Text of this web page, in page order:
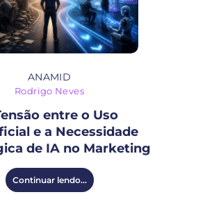
ANAMID
Rodrigo Neves
entre o Uso
e a Necessidade
de IA no Marketing
Continuar lendo...